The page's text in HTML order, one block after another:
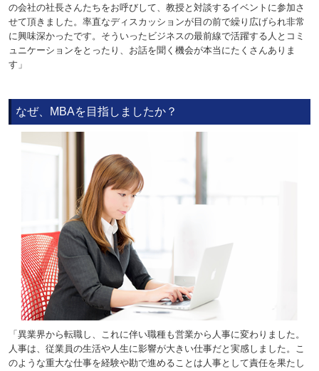
の会社の社長さんたちをお呼びして、教授と対談するイベントに参加さ
せて頂きました。率直なディスカッションが目の前で繰り広げられ非常
に興味深かったです。そういったビジネスの最前線で活躍する人とコミ
ュニケーションをとったり、お話を聞く機会が本当にたくさんありま
す」
なぜ、MBAを目指しましたか？
「異業界から転職し、これに伴い職種も営業から人事に変わりました。
人事は、従業員の生活や人生に影響が大きい仕事だと実感しました。こ
のような重大な仕事を経験や勘で進めることは人事として責任を果たし